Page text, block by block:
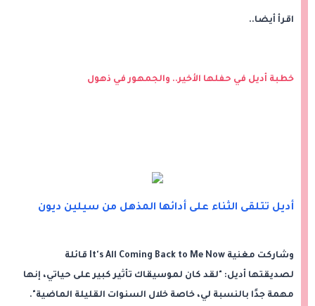
اقرأ أيضا..
خطبة أديل في حفلها الأخير.. والجمهور في ذهول
أديل تتلقى الثناء على أدائها المذهل من سيلين ديون
وشاركت مغنية It's All Coming Back to Me Now قائلة
لصديقتها أديل: "لقد كان لموسيقاك تأثير كبير على حياتي، إنها
مهمة جدًا بالنسبة لي، خاصة خلال السنوات القليلة الماضية".